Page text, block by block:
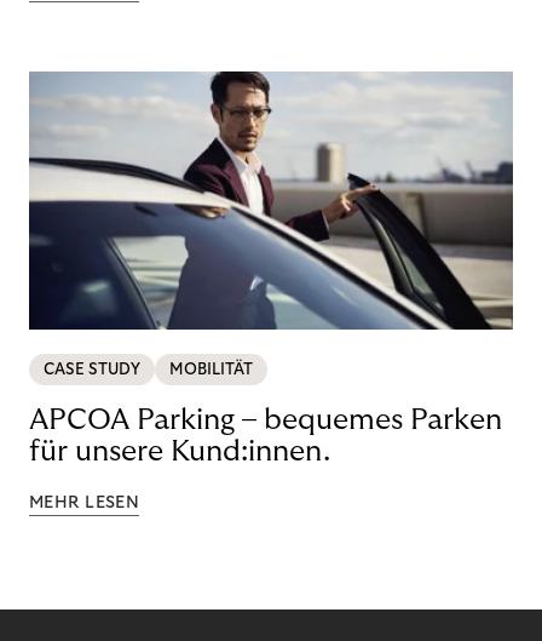
CASE STUDY MOBILITÄT
APCOA Parking – bequemes Parken
für unsere Kund:innen.
MEHR LESEN